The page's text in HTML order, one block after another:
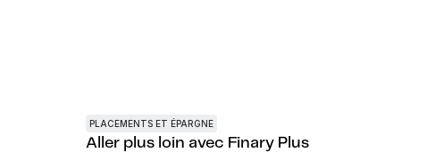
PLACEMENTS ET ÉPARGNE
Aller plus loin avec Finary Plus